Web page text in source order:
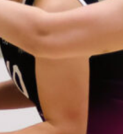
Turusta
Turun
pelaamaan
miesten tai